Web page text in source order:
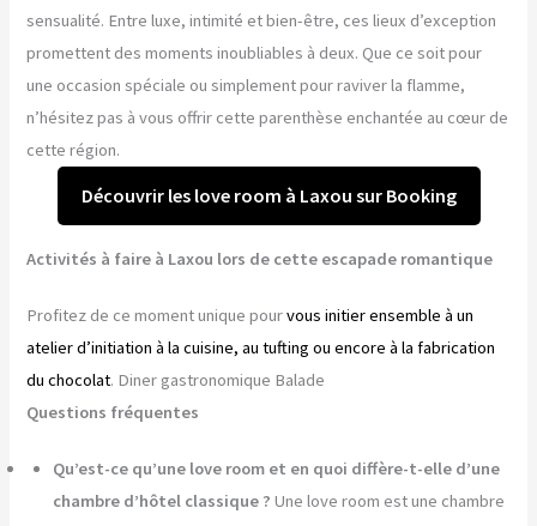
sensualité. Entre luxe, intimité et bien-être, ces lieux d’exception
promettent des moments inoubliables à deux. Que ce soit pour
une occasion spéciale ou simplement pour raviver la flamme,
n’hésitez pas à vous offrir cette parenthèse enchantée au cœur de
cette région.
Découvrir les love room à Laxou sur Booking
Activités à faire à Laxou lors de cette escapade romantique
Profitez de ce moment unique pourvous initier ensemble à un
atelier d’initiation à la cuisine, au tufting ou encore à la fabrication
du chocolat. Diner gastronomique Balade
Questions fréquentes
Qu’est-ce qu’une love room et en quoi diffère-t-elle d’une
chambre d’hôtel classique ? Une love room est une chambre